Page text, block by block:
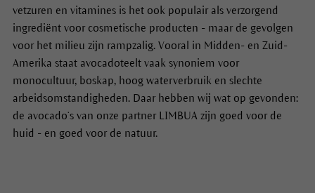
vetzuren en vitamines is het ook populair als verzorgend
ingrediënt voor cosmetische producten - maar de gevolgen
voor het milieu zijn rampzalig. Vooral in Midden- en Zuid-
Amerika staat avocadoteelt vaak synoniem voor
monocultuur, boskap, hoog waterverbruik en slechte
arbeidsomstandigheden. Daar hebben wij wat op gevonden:
de avocado‘s van onze partner LIMBUA zijn goed voor de
huid - en goed voor de natuur.